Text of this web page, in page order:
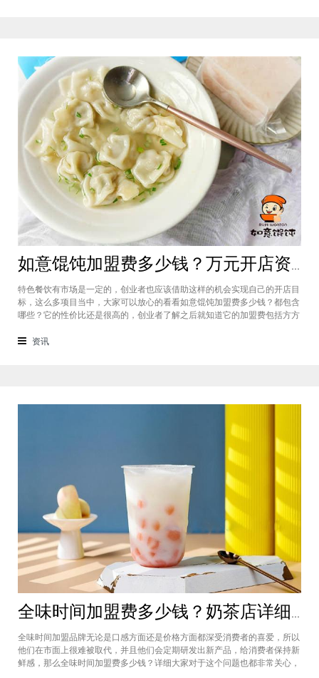
如意馄饨加盟费多少钱？万元开店资金压力基本上不会出现在经营中
特色餐饮有市场是一定的，创业者也应该借助这样的机会实现自己的开店目
标，这么多项目当中，大家可以放心的看看如意馄饨加盟费多少钱？都包含
哪些？它的性价比还是很高的，创业者了解之后就知道它的加盟费包括方方
的。加盟费用创业者想要了解一下如意馄饨加盟费多少钱？是不是值得加
资讯
全味时间加盟费多少钱？奶茶店详细费用分析就在这！
全味时间加盟品牌无论是口感方面还是价格方面都深受消费者的喜爱，所以
他们在市面上很难被取代，并且他们会定期研发出新产品，给消费者保持新
鲜感，那么全味时间加盟费多少钱？详细大家对于这个问题也都非常关心，